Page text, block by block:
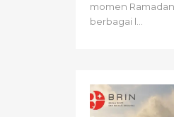
momen
berbagai l...